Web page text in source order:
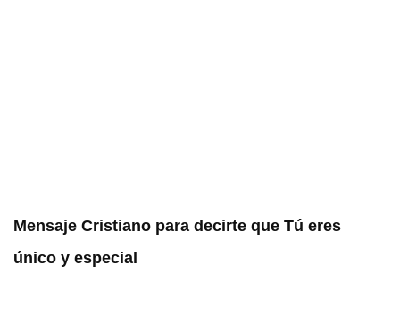
Mensaje Cristiano para decirte que Tú eres
único y especial